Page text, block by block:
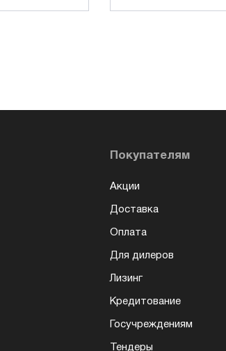
Покупателям
Акции
Доставка
Оплата
Для дилеров
Лизинг
Кредитование
Госучреждениям
Тендеры